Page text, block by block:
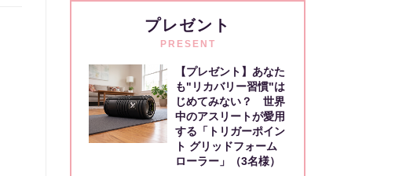
プレゼント
PRESENT
【プレゼント】あなた
も"リカバリー習慣"は
じめてみない？ 世界
中のアスリートが愛用
する「トリガーポイン
ト グリッドフォーム
ローラー」（3名様）